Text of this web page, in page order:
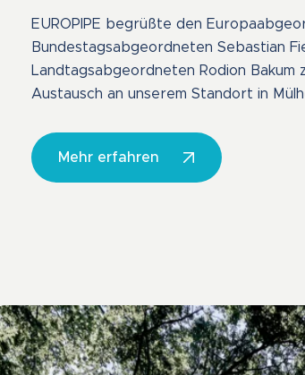
EUROPIPE begrüßte den
Bundestagsabgeordneten Sebastian
Landtagsabgeordneten Rodion Bakum
Austausch an unserem Standort in
Mehr erfahren